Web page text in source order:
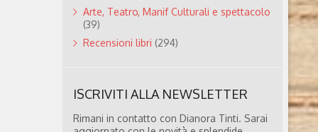
Arte, Teatro, Manif Culturali e spettacolo
(39)
Recensioni libri (294)
ISCRIVITI ALLA NEWSLETTER
Rimani in contatto con Dianora Tinti. Sarai